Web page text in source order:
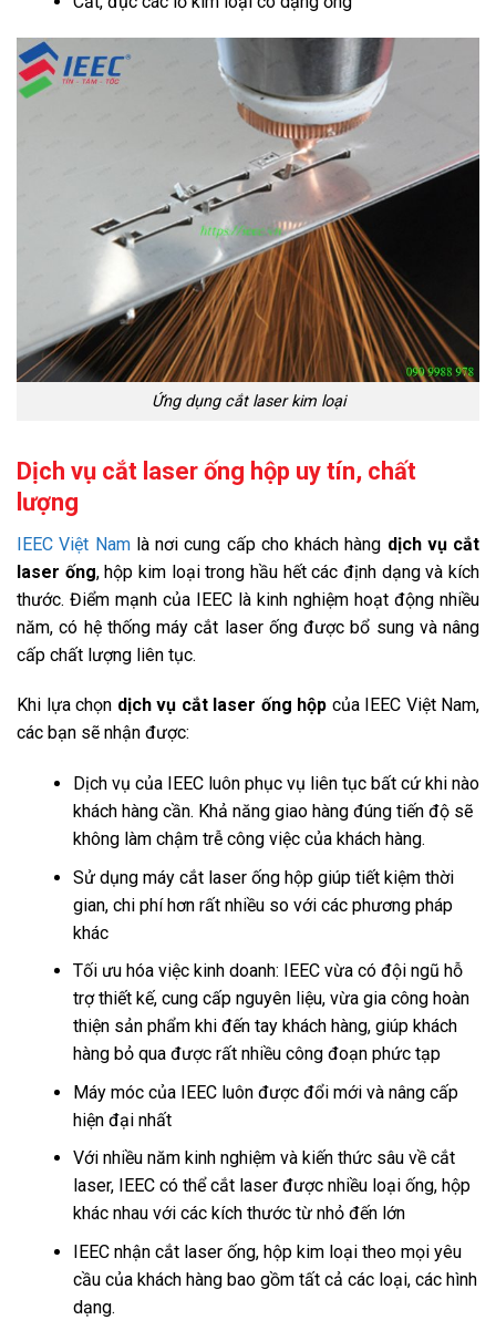
Ứng dụng cắt laser kim loại
Dịch vụ cắt laser ống hộp uy tín, chất
lượng
IEEC Việt Namlà nơi cung cấp cho khách hàng dịch vụ cắt
laser ống, hộp kim loại trong hầu hết các định dạng và kích
thước. Điểm mạnh của IEEC là kinh nghiệm hoạt động nhiều
năm, có hệ thống máy cắt laser ống được bổ sung và nâng
cấp chất lượng liên tục.
Khi lựa chọn dịch vụ cắt laser ống hộp của IEEC Việt Nam,
các bạn sẽ nhận được:
Dịch vụ của IEEC luôn phục vụ liên tục bất cứ khi nào
khách hàng cần. Khả năng giao hàng đúng tiến độ sẽ
không làm chậm trễ công việc của khách hàng.
Sử dụng máy cắt laser ống hộp giúp tiết kiệm thời
gian, chi phí hơn rất nhiều so với các phương pháp
khác
Tối ưu hóa việc kinh doanh: IEEC vừa có đội ngũ hỗ
trợ thiết kế, cung cấp nguyên liệu, vừa gia công hoàn
thiện sản phẩm khi đến tay khách hàng, giúp khách
hàng bỏ qua được rất nhiều công đoạn phức tạp
Máy móc của IEEC luôn được đổi mới và nâng cấp
hiện đại nhất
Với nhiều năm kinh nghiệm và kiến thức sâu về cắt
laser, IEEC có thể cắt laser được nhiều loại ống, hộp
khác nhau với các kích thước từ nhỏ đến lớn
IEEC nhận cắt laser ống, hộp kim loại theo mọi yêu
cầu của khách hàng bao gồm tất cả các loại, các hình
dạng.